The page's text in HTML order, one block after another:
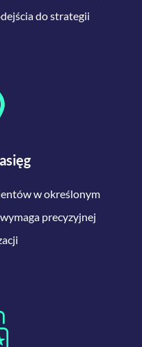
do strategii
w określonym
precyzyjnej